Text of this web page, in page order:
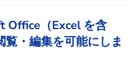
Office（Excel を含
・編集を可能にしま